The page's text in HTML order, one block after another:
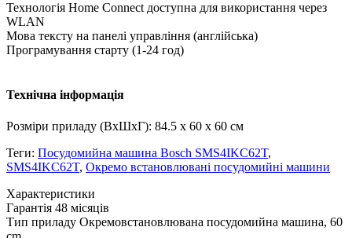
Технологія Home Connect доступна для використання через
WLAN
Мова тексту на панелі управління (англійська)
Програмування старту (1-24 год)
Технічна інформація
Розміри приладу (ВxШxГ): 84.5 x 60 x 60 см
Теги: Посудомийна машина Bosch SMS4IKC62T,
SMS4IKC62T, Окремо встановлювані посудомийні машини
Xарактеристики
Гарантія 48 місяців
Тип приладу Окремовстановлювана посудомийна машина, 60